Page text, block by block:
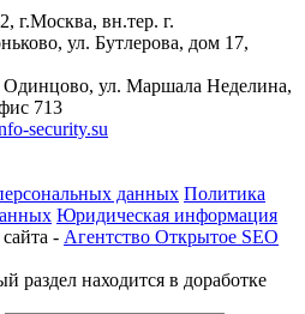
г.Москва, вн.тер. г.
ул. Бутлерова, дом 17,
Одинцово, ул. Маршала Неделина,
713
security.su
данных Политика
Юридическая информация
- Агентство Открытое SEO
раздел находится в доработке